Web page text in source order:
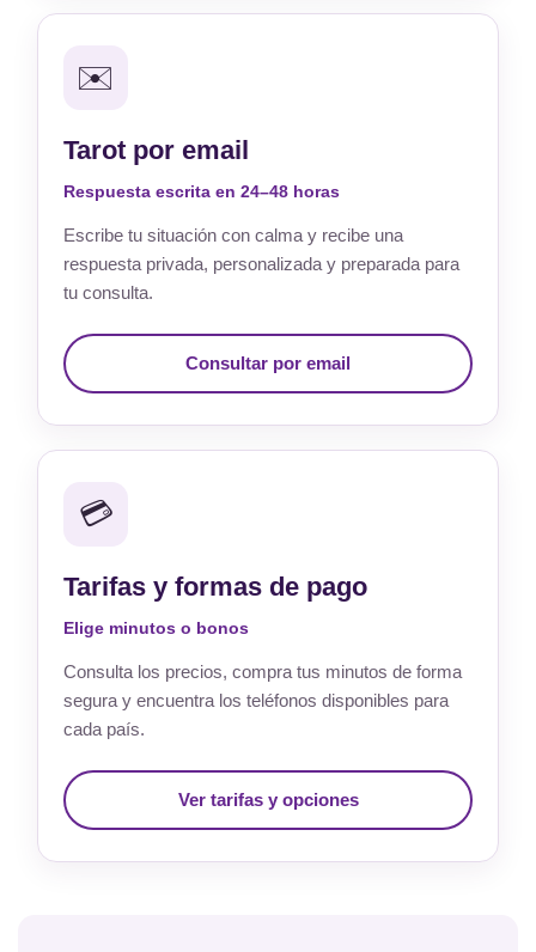
✉️
Tarot por email
Respuesta escrita en 24–48 horas
Escribe tu situación con calma y recibe una
respuesta privada, personalizada y preparada para
tu consulta.
Consultar por email
💳
Tarifas y formas de pago
Elige minutos o bonos
Consulta los precios, compra tus minutos de forma
segura y encuentra los teléfonos disponibles para
cada país.
Ver tarifas y opciones